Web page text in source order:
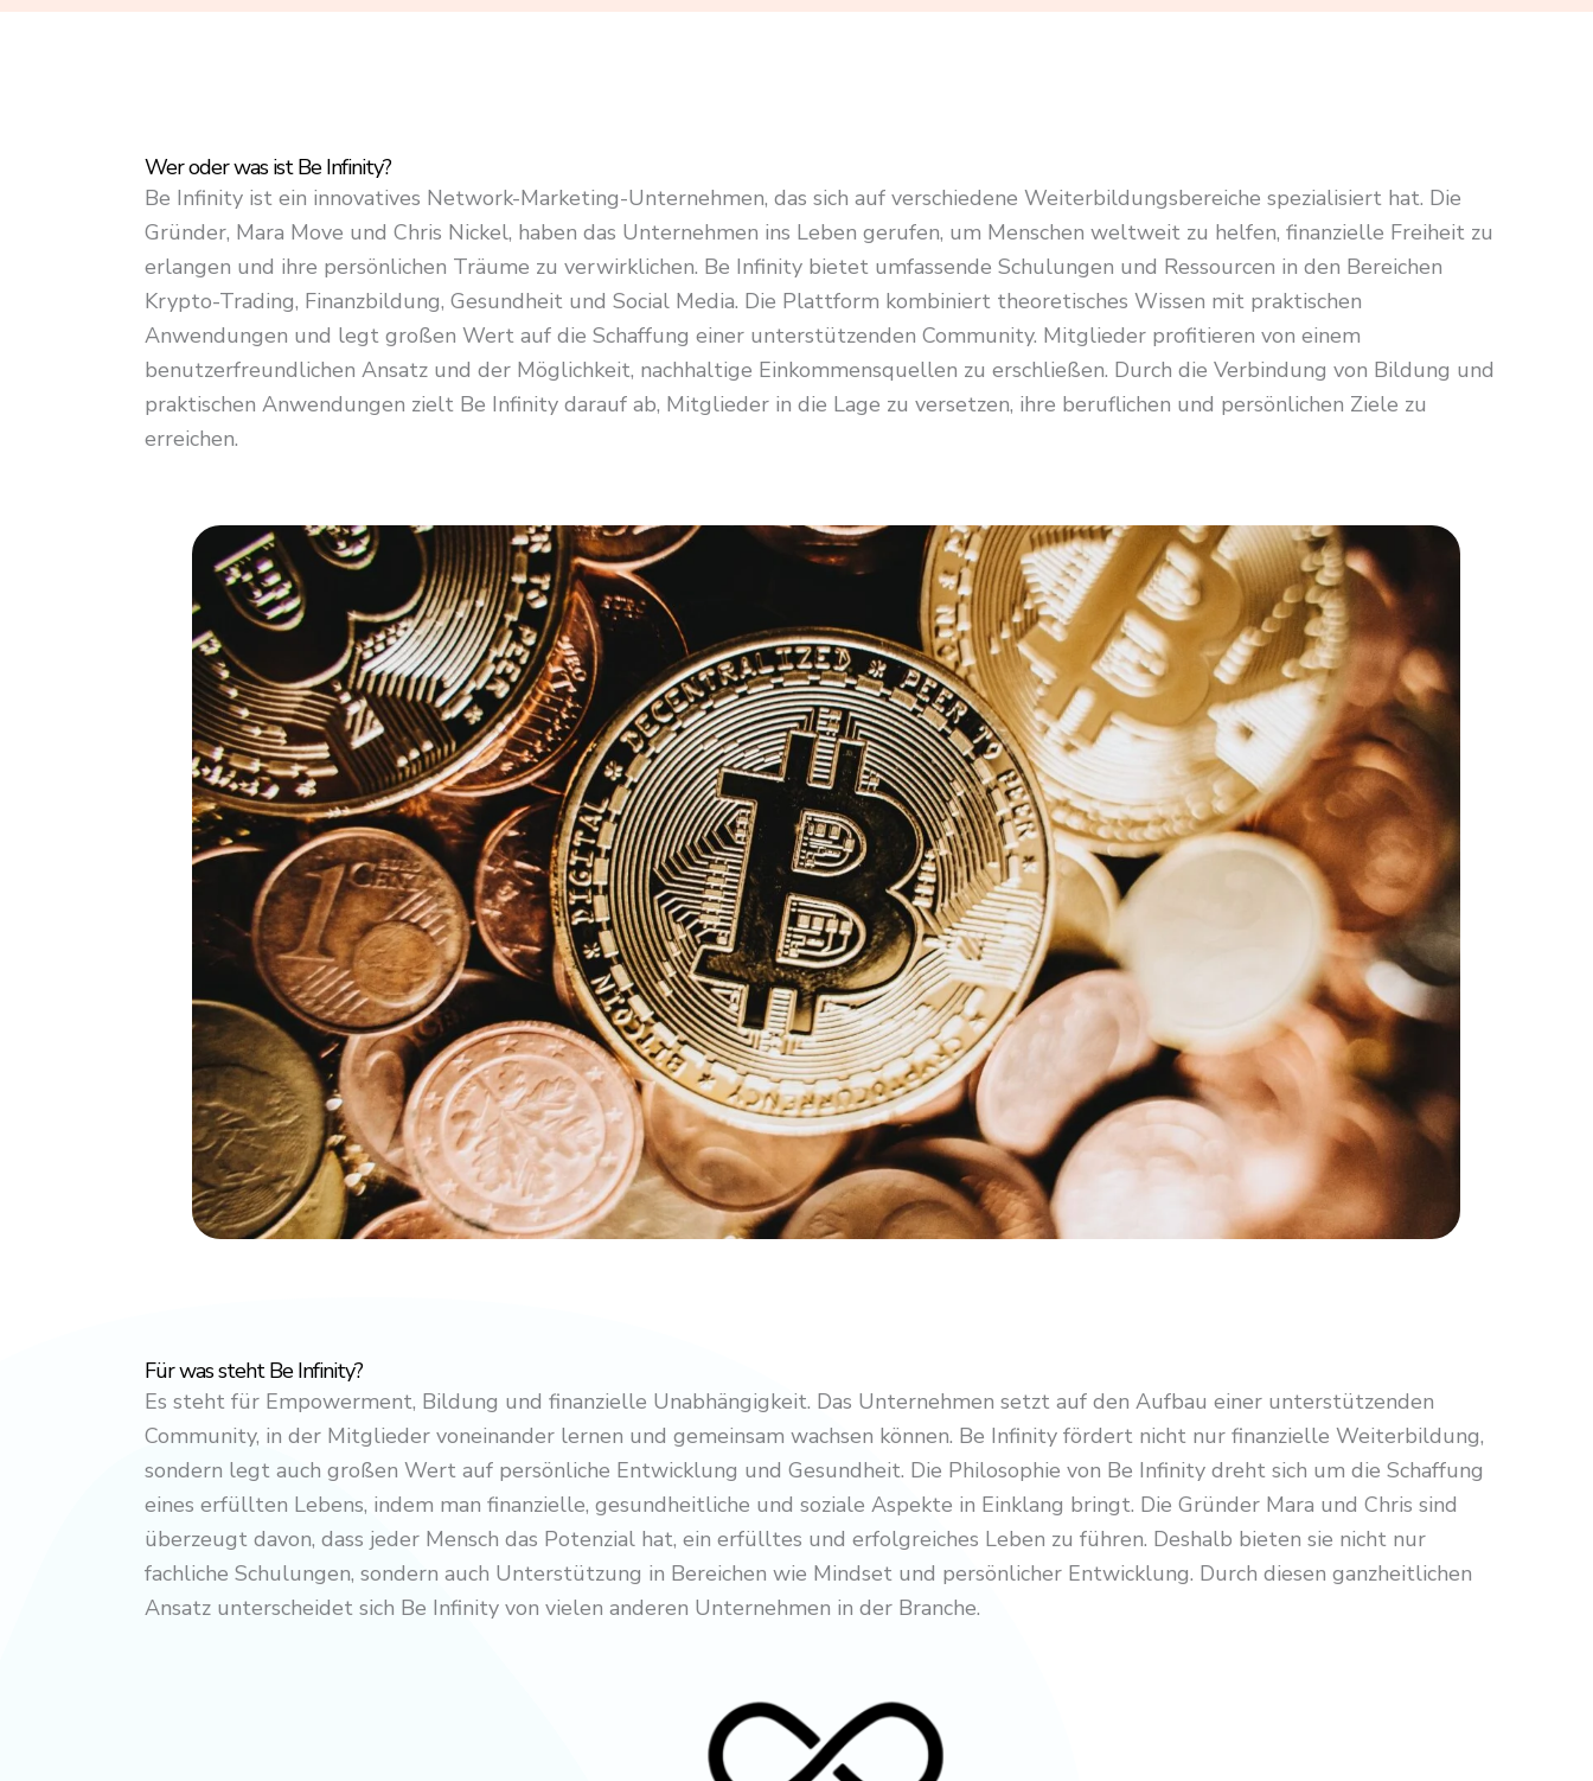
t
o
f
5
Wer oder was ist Be Infinity?
Be Infinity ist ein innovatives Network-Marketing-Unternehmen, das sich auf verschiedene Weiterbildungsbereiche spezialisiert hat. Die
Gründer, Mara Move und Chris Nickel, haben das Unternehmen ins Leben gerufen, um Menschen weltweit zu helfen, finanzielle Freiheit zu
erlangen und ihre persönlichen Träume zu verwirklichen. Be Infinity bietet umfassende Schulungen und Ressourcen in den Bereichen
Krypto-Trading, Finanzbildung, Gesundheit und Social Media. Die Plattform kombiniert theoretisches Wissen mit praktischen
Anwendungen und legt großen Wert auf die Schaffung einer unterstützenden Community. Mitglieder profitieren von einem
benutzerfreundlichen Ansatz und der Möglichkeit, nachhaltige Einkommensquellen zu erschließen. Durch die Verbindung von Bildung und
praktischen Anwendungen zielt Be Infinity darauf ab, Mitglieder in die Lage zu versetzen, ihre beruflichen und persönlichen Ziele zu
erreichen.
Für was steht Be Infinity?
Es steht für Empowerment, Bildung und finanzielle Unabhängigkeit. Das Unternehmen setzt auf den Aufbau einer unterstützenden
Community, in der Mitglieder voneinander lernen und gemeinsam wachsen können. Be Infinity fördert nicht nur finanzielle Weiterbildung,
sondern legt auch großen Wert auf persönliche Entwicklung und Gesundheit. Die Philosophie von Be Infinity dreht sich um die Schaffung
eines erfüllten Lebens, indem man finanzielle, gesundheitliche und soziale Aspekte in Einklang bringt. Die Gründer Mara und Chris sind
überzeugt davon, dass jeder Mensch das Potenzial hat, ein erfülltes und erfolgreiches Leben zu führen. Deshalb bieten sie nicht nur
fachliche Schulungen, sondern auch Unterstützung in Bereichen wie Mindset und persönlicher Entwicklung. Durch diesen ganzheitlichen
Ansatz unterscheidet sich Be Infinity von vielen anderen Unternehmen in der Branche.